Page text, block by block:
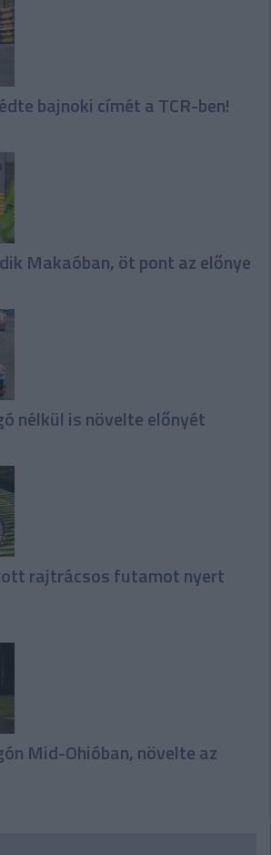
bajnoki címét a TCR-ben!
Makaóban, öt pont az előnye
nélkül is növelte előnyét
rajtrácsos futamot nyert
Mid-Ohióban, növelte az